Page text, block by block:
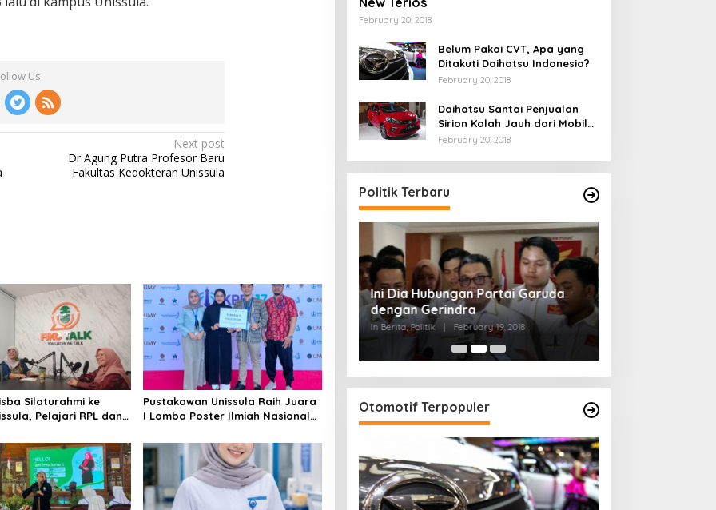
Us
Next post
Dr Agung Putra Profesor Baru
Fakultas Kedokteran Unissula
Silaturahmi ke
Pelajari RPL dan
Pustakawan Unissula Raih Juara
I Lomba Poster Ilmiah Nasional
February 20, 2018
Belum Pakai CVT, Apa yang
Ditakuti Daihatsu Indonesia?
February 20, 2018
Daihatsu Santai Penjualan
Sirion Kalah Jauh dari Mobil
LCGC
February 20, 2018
Politik Terbaru
Jagatara Indonesia Siap
Mengawal Kepemimpinan Mas Dar
Sudaryono sebagai Kepala Badan
Gizi Nasional
In Berita, Politik | July 23, 2026
Ini Dia Hubungan Partai Garuda
dengan Gerindra
In Berita, Politik | February 19, 2018
Otomotif Terpopuler